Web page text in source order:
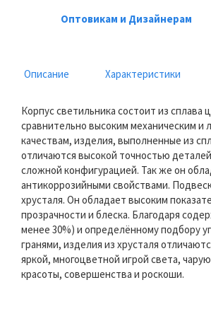
Оптовикам и Дизайнерам
Описание Характеристики
Корпус светильника состоит из сплава
сравнительно высоким механическим и
качествам, изделия, выполненные из
отличаются высокой точностью
сложной конфигурацией. Так же он
антикоррозийными свойствами.
хрусталя. Он обладает высоким
прозрачности и блеска. Благодаря
менее 30%) и определённому подбору
гранями, изделия из хрусталя
яркой, многоцветной игрой света,
красоты, совершенства и роскоши.